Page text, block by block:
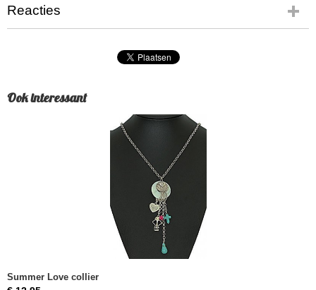
Reacties
Ook interessant
Summer Love collier